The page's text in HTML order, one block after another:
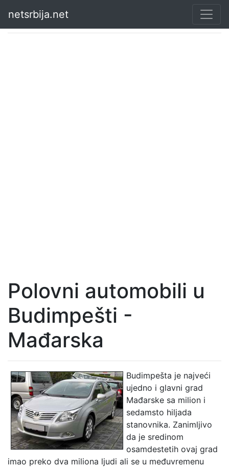
netsrbija.net
Polovni automobili u
Budimpešti -
Mađarska
Budimpešta je najveći
ujedno i glavni grad
Mađarske sa milion i
sedamsto hiljada
stanovnika. Zanimljivo
da je sredinom
osamdestetih ovaj grad
imao preko dva miliona ljudi ali se u međuvremenu